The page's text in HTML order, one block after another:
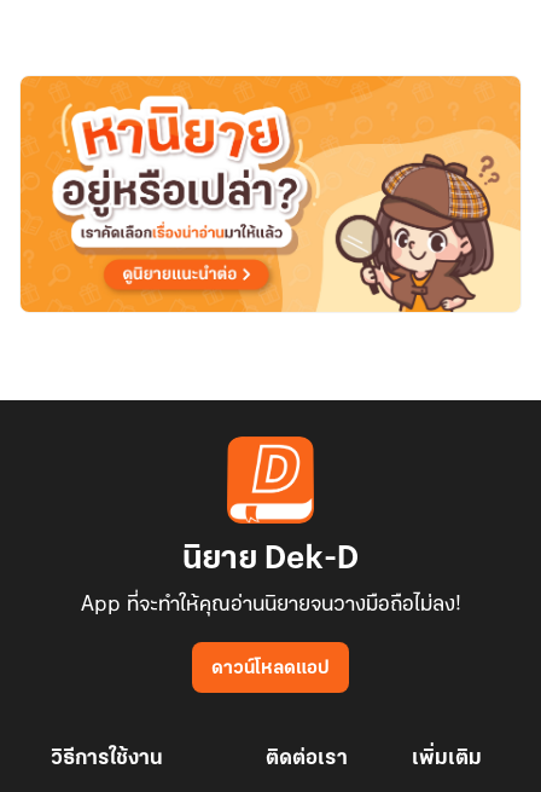
นิยาย Dek-D
App ที่จะทำให้คุณอ่านนิยายจนวางมือถือไม่ลง!
ดาวน์โหลดแอป
วิธีการใช้งาน ติดต่อเรา เพิ่มเติม